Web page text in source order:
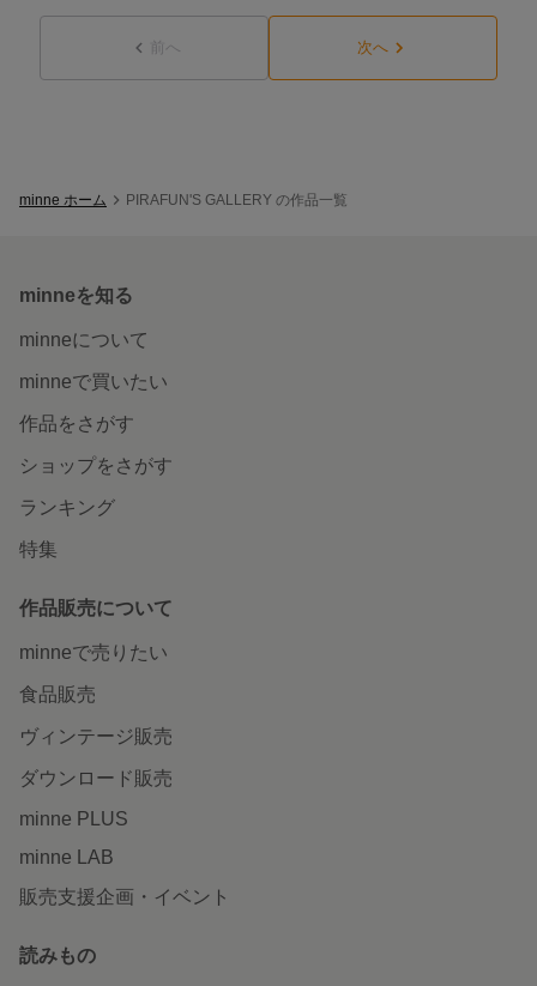
前へ 次へ
minne ホーム PIRAFUN'S GALLERY の作品一覧
minneを知る
minneについて
minneで買いたい
作品をさがす
ショップをさがす
ランキング
特集
作品販売について
minneで売りたい
食品販売
ヴィンテージ販売
ダウンロード販売
minne PLUS
minne LAB
販売支援企画・イベント
読みもの